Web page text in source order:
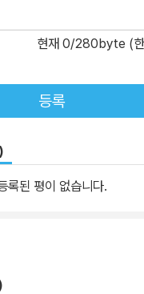
침묵을 기념하는 ‘침묵은
앉아 ‘조용히’ 독서를 즐
는 교훈’은 아이들과 어른
스에게 다소 무심하지만,
한다. 할머니가 루이스
못 하게 막는 게 그 예다. 할
스의 마음을 잘 헤아려 주
, 루이스는 자신보다 더 시
가진 듯하다. 루이스의 엄
현재 0/280byte (한
등록
록된 평이 없습니다.